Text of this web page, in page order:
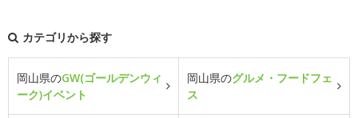
カテゴリから探す
岡山県のGW(ゴールデンウィ
ーク)イベント
岡山県のグルメ・フードフェ
ス